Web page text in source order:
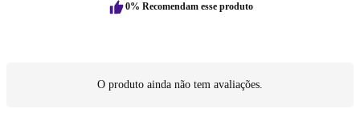
0% Recomendam esse produto
O produto ainda não tem avaliações.